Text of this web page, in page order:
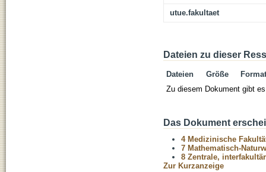
utue.fakultaet
Dateien zu dieser
Dateien Größe
Format
Zu diesem Dokument gibt
Das Dokument
4 Medizinische
7 Mathematisch-
8 Zentrale,
Zur Kurzanzeige